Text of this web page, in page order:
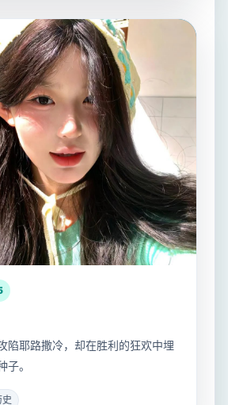
陷耶路撒冷，却在胜利的狂欢中埋
子。
史